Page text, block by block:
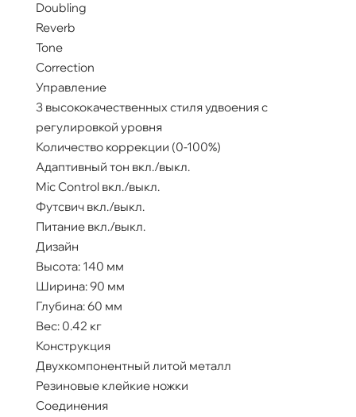
Doubling
Reverb
Tone
Correction
Управление
3 высококачественных стиля удвоения с
регулировкой уровня
Количество коррекции (0-100%)
Адаптивный тон вкл./выкл.
Mic Control вкл./выкл.
Футсвич вкл./выкл.
Питание вкл./выкл.
Дизайн
Высота: 140 мм
Ширина: 90 мм
Глубина: 60 мм
Вес: 0.42 кг
Конструкция
Двухкомпонентный литой металл
Резиновые клейкие ножки
Соединения